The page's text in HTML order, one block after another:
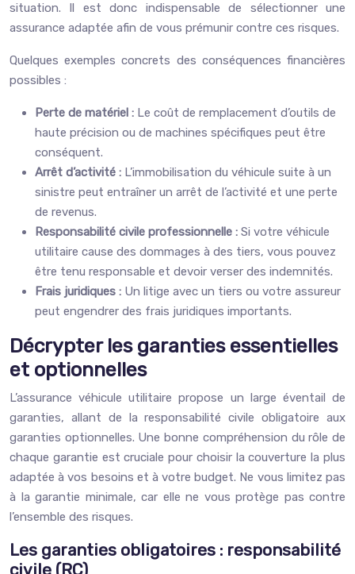
situation. Il est donc indispensable de sélectionner une
assurance adaptée afin de vous prémunir contre ces risques.
Quelques exemples concrets des conséquences financières
possibles :
Perte de matériel : Le coût de remplacement d’outils de
haute précision ou de machines spécifiques peut être
conséquent.
Arrêt d’activité : L’immobilisation du véhicule suite à un
sinistre peut entraîner un arrêt de l’activité et une perte
de revenus.
Responsabilité civile professionnelle : Si votre véhicule
utilitaire cause des dommages à des tiers, vous pouvez
être tenu responsable et devoir verser des indemnités.
Frais juridiques : Un litige avec un tiers ou votre assureur
peut engendrer des frais juridiques importants.
Décrypter les garanties essentielles
et optionnelles
L’assurance véhicule utilitaire propose un large éventail de
garanties, allant de la responsabilité civile obligatoire aux
garanties optionnelles. Une bonne compréhension du rôle de
chaque garantie est cruciale pour choisir la couverture la plus
adaptée à vos besoins et à votre budget. Ne vous limitez pas
à la garantie minimale, car elle ne vous protège pas contre
l’ensemble des risques.
Les garanties obligatoires : responsabilité
civile (RC)